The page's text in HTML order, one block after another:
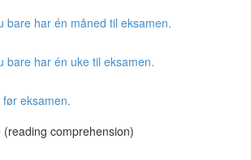
bare har én måned til eksamen.
bare har én uke til eksamen.
eksamen.
(reading comprehension)